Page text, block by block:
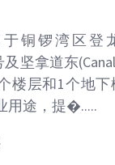
铜锣湾区登
坚拿道东
楼层和1个地
用途，提�.....